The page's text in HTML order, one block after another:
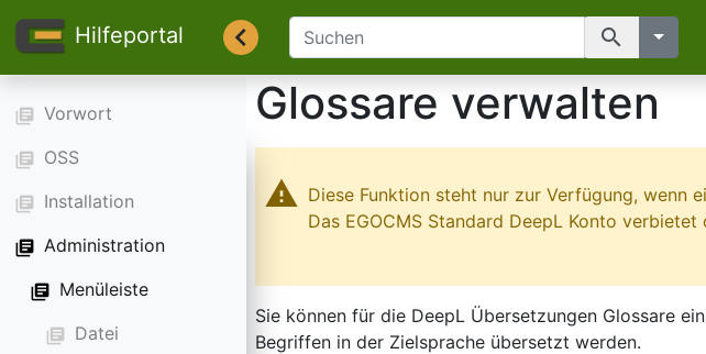
Hilfeportal search
library_books Vorwort
library_books OSS
library_books Installation
library_books Administration
library_books Menüleiste
library_books Datei
Glossare verwalten
warning Diese Funktion steht nur zur Verfügung, wenn
Das EGOCMS Standard DeepL Konto
Sie können für die DeepL Übersetzungen Glossare
Begriffen in der Zielsprache übersetzt werden.